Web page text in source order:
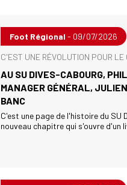
Foot Régional - 09/07/2026
C'EST UNE RÉVOLUTION POUR
AU SU DIVES-CABOURG,
MANAGER GÉNÉRAL,
BANC
C'est une page de l'histoire du SU
nouveau chapitre qui s'ouvre d'un